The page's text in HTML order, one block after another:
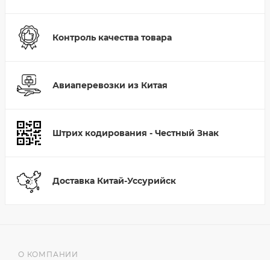
Контроль качества товара
Авиаперевозки из Китая
Штрих кодирования - Честный Знак
Доставка Китай-Уссурийск
О КОМПАНИИ